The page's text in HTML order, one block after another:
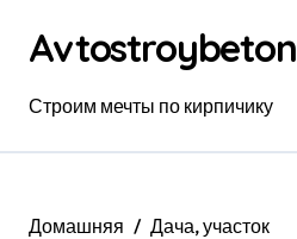
содержанию
Avtostroybeton
Строим мечты по кирпичику
Домашняя
Дача, участок